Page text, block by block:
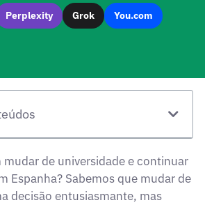
Perplexity Grok You.com
mudar de universidade e continuar
Espanha? Sabemos que mudar de
decisão entusiasmante, mas